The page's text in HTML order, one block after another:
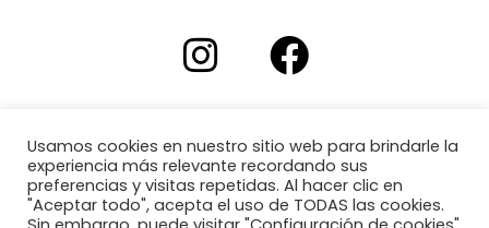
Usamos cookies en nuestro sitio web para brindarle la
experiencia más relevante recordando sus
preferencias y visitas repetidas. Al hacer clic en
"Aceptar todo", acepta el uso de TODAS las cookies.